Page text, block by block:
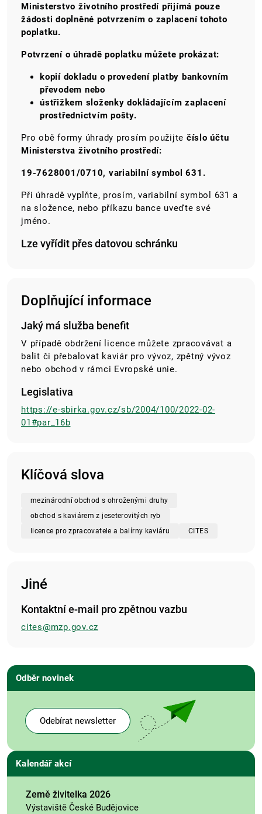
Ministerstvo životního prostředí přijímá pouze
žádosti doplněné potvrzením o zaplacení tohoto
poplatku.
Potvrzení o úhradě poplatku můžete prokázat:
kopií dokladu o provedení platby bankovním
převodem nebo
ústřižkem složenky dokládajícím zaplacení
prostřednictvím pošty.
Pro obě formy úhrady prosím použijte číslo účtu
Ministerstva životního prostředí:
19-7628001/0710, variabilní symbol 631.
Při úhradě vyplňte, prosím, variabilní symbol 631 a
na složence, nebo příkazu bance uveďte své
jméno.
Lze vyřídit přes datovou schránku
Doplňující informace
Jaký má služba benefit
V případě obdržení licence můžete zpracovávat a
balit či přebalovat kaviár pro vývoz, zpětný vývoz
nebo obchod v rámci Evropské unie.
Legislativa
https://e-sbirka.gov.cz/sb/2004/100/2022-02-
01#par_16b
Klíčová slova
mezinárodní obchod s ohroženými druhy
obchod s kaviárem z jeseterovitých ryb
licence pro zpracovatele a balírny kaviáru
CITES
Jiné
Kontaktní e-mail pro zpětnou vazbu
cites@mzp.gov.cz
Odběr novinek
Odebírat newsletter
Kalendář akcí
Země živitelka 2026
Výstaviště České Budějovice